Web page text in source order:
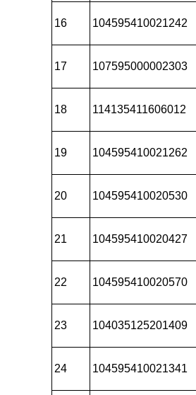
16 104595410021242
17 107595000002303
18 114135411606012
19 104595410021262
20 104595410020530
21 104595410020427
22 104595410020570
23 104035125201409
24 104595410021341